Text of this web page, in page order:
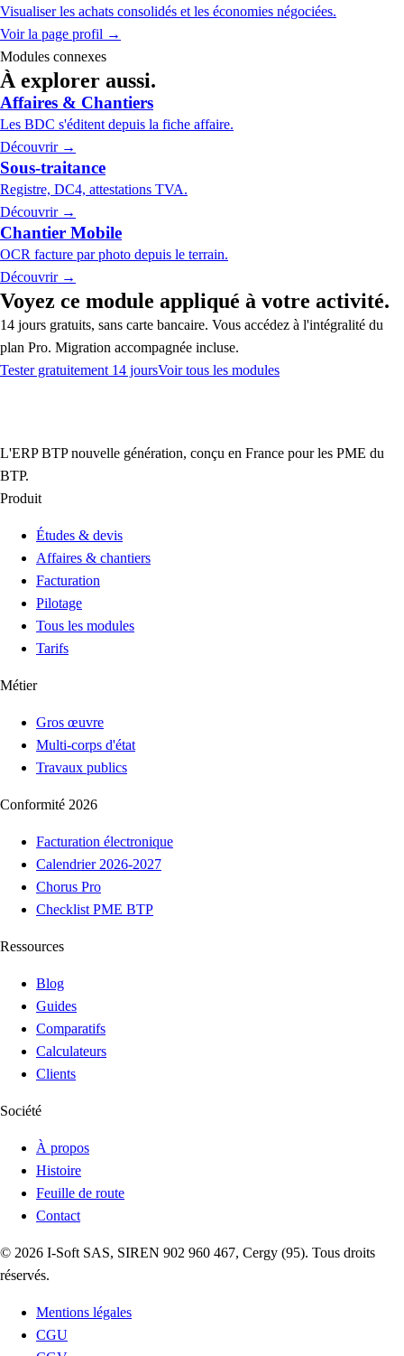
Visualiser les achats consolidés et les économies négociées.
Voir la page profil →
Modules connexes
À explorer aussi.
Affaires & Chantiers
Les BDC s'éditent depuis la fiche affaire.
Découvrir →
Sous-traitance
Registre, DC4, attestations TVA.
Découvrir →
Chantier Mobile
OCR facture par photo depuis le terrain.
Découvrir →
Voyez ce module appliqué à votre activité.
14 jours gratuits, sans carte bancaire. Vous accédez à l'intégralité du
plan Pro. Migration accompagnée incluse.
Tester gratuitement 14 joursVoir tous les modules
L'ERP BTP nouvelle génération, conçu en France pour les PME du
BTP.
Produit
Études & devis
Affaires & chantiers
Facturation
Pilotage
Tous les modules
Tarifs
Métier
Gros œuvre
Multi-corps d'état
Travaux publics
Conformité 2026
Facturation électronique
Calendrier 2026-2027
Chorus Pro
Checklist PME BTP
Ressources
Blog
Guides
Comparatifs
Calculateurs
Clients
Société
À propos
Histoire
Feuille de route
Contact
© 2026 I-Soft SAS, SIREN 902 960 467, Cergy (95). Tous droits
réservés.
Mentions légales
CGU